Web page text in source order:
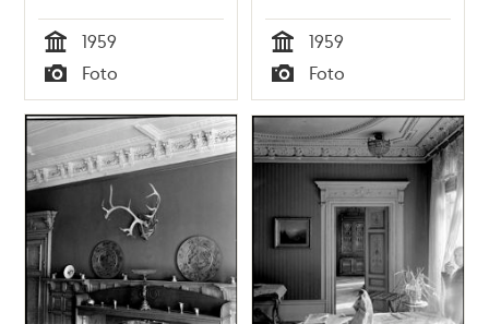
Tid
1959
Typ
Foto Tid
1959
Typ
Foto